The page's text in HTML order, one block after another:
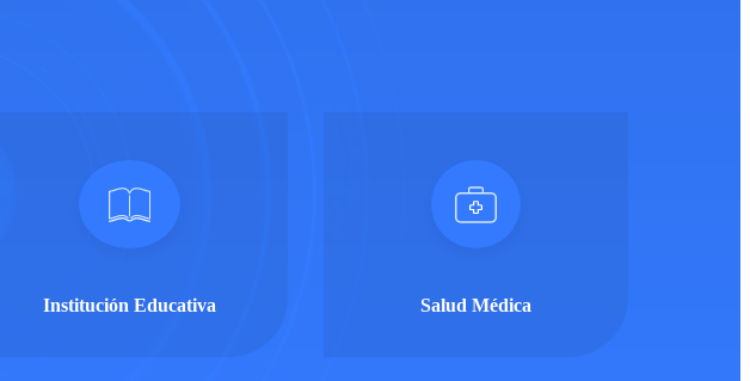
Institución Educativa Salud Médica